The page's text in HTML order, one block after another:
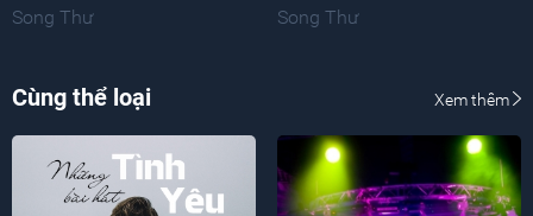
Song Thư
Song Thư
Cùng thể loại Xem thêm